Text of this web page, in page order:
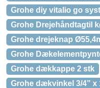
Grohe diy vitalio go
Grohe Drejehåndtagtil
Grohe drejeknap
Grohe
Grohe dækkappe 2 stk
Grohe dækvinkel 3/4” x